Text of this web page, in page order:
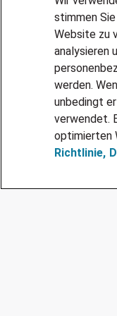
in
stimmen
Website zu
analysieren
werden.
unbedingt
verwendet.
optimierten
Richtlinie,